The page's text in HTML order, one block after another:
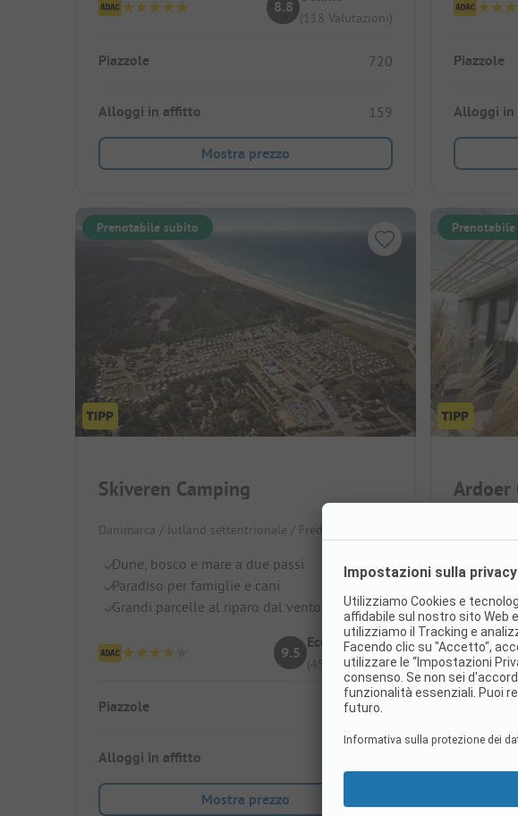
8.8
(118 Valutazioni)
Piazzole 720
Alloggi in affitto 159
Mostra prezzo
Piazzole
Alloggi
Prenotabile subito
Skiveren Camping
Danimarca / Jutland settentrionale / Frederikshavn
Dune, bosco e mare a due passi
Paradiso per famiglie e cani
Grandi parcelle al riparo dal vento
9.5
Eccellente
(45 Valutazioni)
Piazzole 470
Alloggi in affitto
Mostra prezzo
Ardoer
Ideale
A soli